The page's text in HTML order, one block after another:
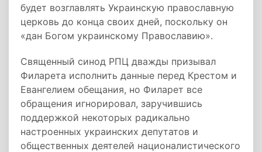
будет возглавлять Украинскую православную
церковь до конца своих дней, поскольку он
«дан Богом украинскому Православию».
Священный синод РПЦ дважды призывал
Филарета исполнить данные перед Крестом и
Евангелием обещания, но Филарет все
обращения игнорировал, заручившись
поддержкой некоторых радикально
настроенных украинских депутатов и
общественных деятелей националистического